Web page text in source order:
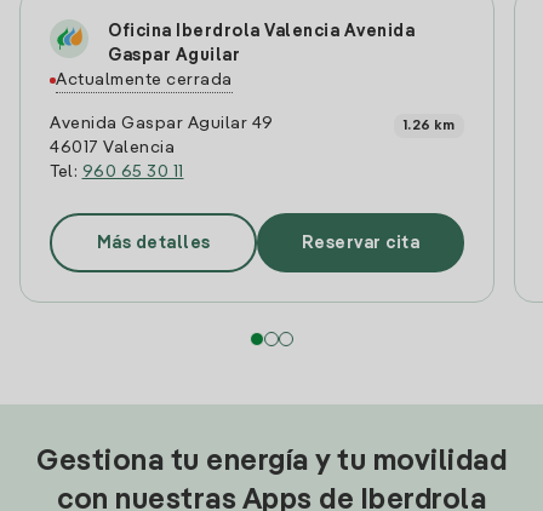
Oficina Iberdrola Valencia Avenida
Gaspar Aguilar
Actualmente cerrada
Avenida Gaspar Aguilar 49
46017 Valencia
Tel: 960 65 30 11
1.26 km
Más detalles Reservar cita
Gestiona tu energía y tu movilidad
con nuestras Apps de Iberdrola